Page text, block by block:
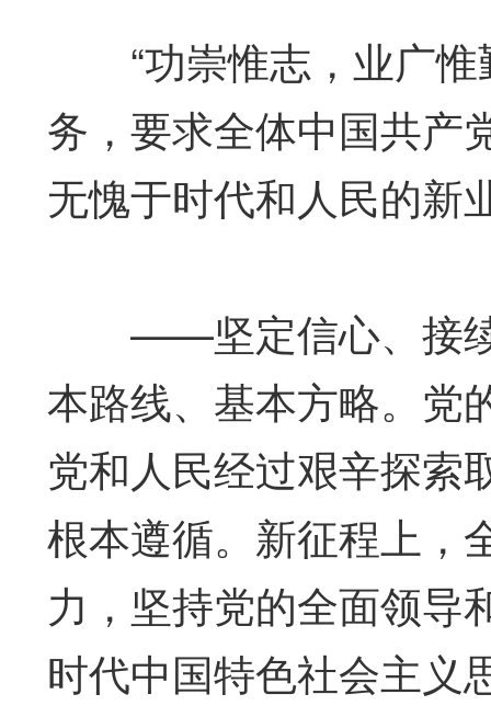
“功崇惟志，业广惟
务，要求全体中国共产
无愧于时代和人民的新
——坚定信心、接续
本路线、基本方略。党
党和人民经过艰辛探索
根本遵循。新征程上，
力，坚持党的全面领导
时代中国特色社会主义